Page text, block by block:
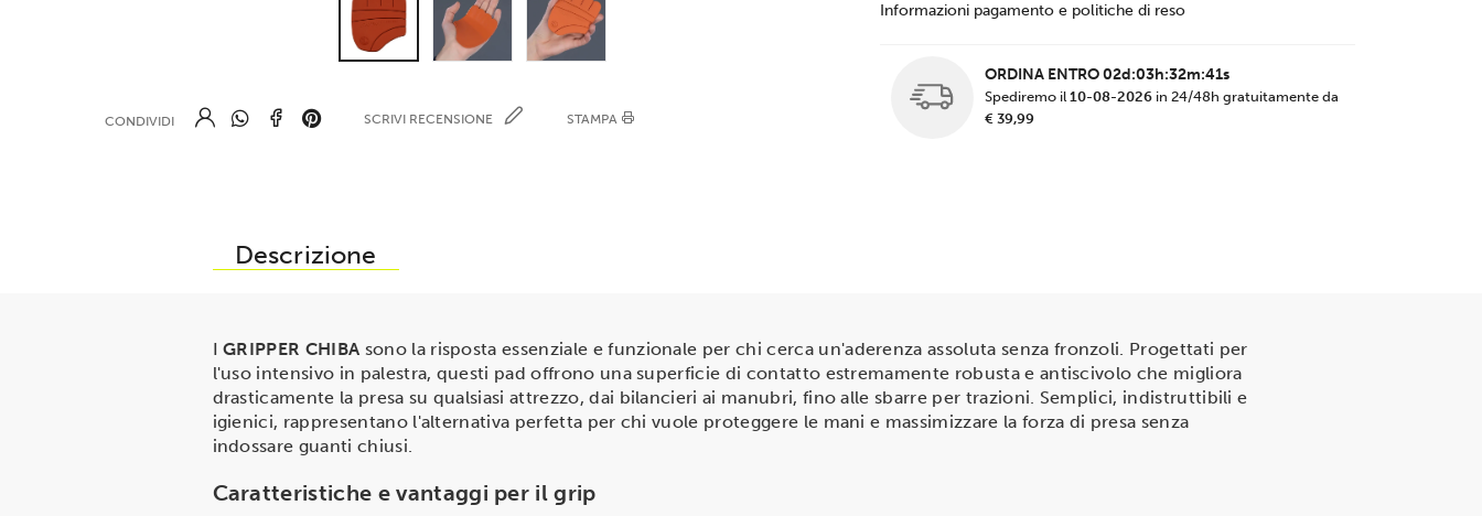
CONDIVIDI SCRIVI RECENSIONE STAMPA
Informazioni pagamento e politiche di reso
ORDINA ENTRO02d:03h:32m:40s
Spediremo il 10-08-2026in 24/48h gratuitamente da
€ 39,99
Descrizione
IGRIPPER CHIBA sono la risposta essenziale e funzionale per chi cerca un'aderenza assoluta senza fronzoli. Progettati per
l'uso intensivo in palestra, questi pad offrono una superficie di contatto estremamente robusta e antiscivolo che migliora
drasticamente la presa su qualsiasi attrezzo, dai bilancieri ai manubri, fino alle sbarre per trazioni. Semplici, indistruttibili e
igienici, rappresentano l'alternativa perfetta per chi vuole proteggere le mani e massimizzare la forza di presa senza
indossare guanti chiusi.
Caratteristiche e vantaggi per il grip